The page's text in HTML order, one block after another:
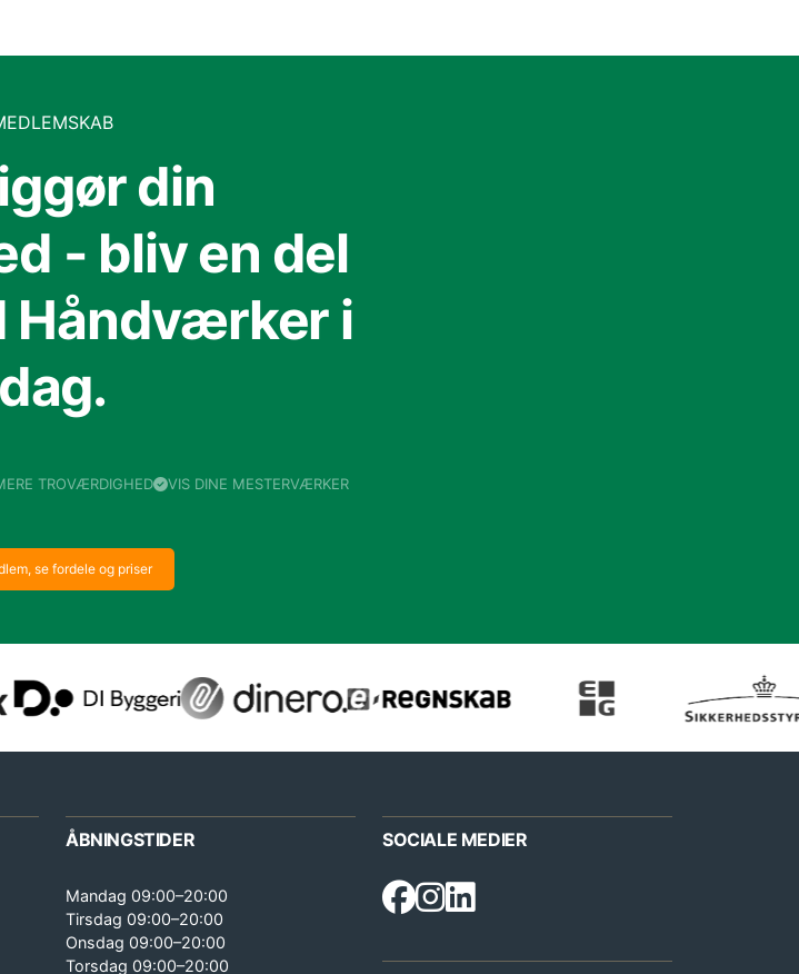
din
- bliv en del
Håndværker i
dag.
TROVÆRDIGHED VIS DINE MESTERVÆRKER
se fordele og priser
ÅBNINGSTIDER
Mandag 09:00–20:00
Tirsdag 09:00–20:00
Onsdag 09:00–20:00
Torsdag 09:00–20:00
SOCIALE MEDIER